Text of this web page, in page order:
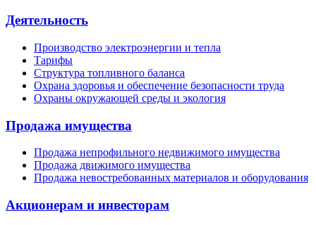
Деятельность
Производство электроэнергии и тепла
Тарифы
Структура топливного баланса
Охрана здоровья и обеспечение безопасности труда
Охраны окружающей среды и экология
Продажа имущества
Продажа непрофильного недвижимого имущества
Продажа движимого имущества
Продажа невостребованных материалов и оборудования
Акционерам и инвесторам